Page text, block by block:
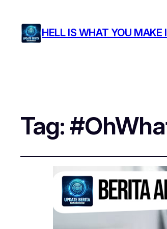
HELL IS WHAT YOU MAKE
Tag: